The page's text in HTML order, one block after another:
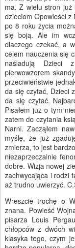
ma. Z wielu stron już
dzieciom Opowieści
po 8 roku życia
się boją. Ale im
dlaczego czekać, a
celem nauczenia się
naśladują Dzieci
pierwowzorem
przeciwieństwie
da się czytać, Dzieci
da się czytać.
Pisałem już o tym
zatem do czytania
Narni. Zacząłem
myślę, że już
zmierza, to jest
niezaprzeczalnie
dobre. Wizja nowej
zachwycająca i rodzi
aż trudno uwierzyć.
Wreszcie trochę o
znana. Powieść
pisarza Louis
chłopców z dwóch
klasyka tego, czym